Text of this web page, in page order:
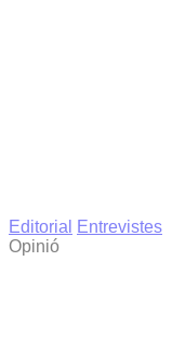
Editorial
Entrevistes
Opinió